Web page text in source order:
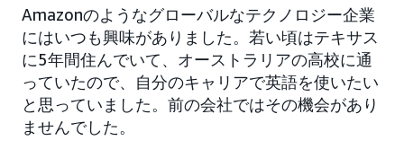
Amazonのようなグローバルなテクノロジー企業
にはいつも興味がありました。若い頃はテキサス
に5年間住んでいて、オーストラリアの高校に通
っていたので、自分のキャリアで英語を使いたい
と思っていました。前の会社ではその機会があり
ませんでした。